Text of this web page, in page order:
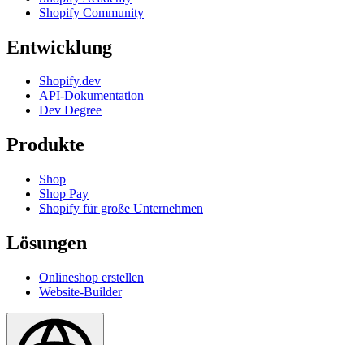
Shopify Community
Entwicklung
Shopify.dev
API-Dokumentation
Dev Degree
Produkte
Shop
Shop Pay
Shopify für große Unternehmen
Lösungen
Onlineshop erstellen
Website-Builder